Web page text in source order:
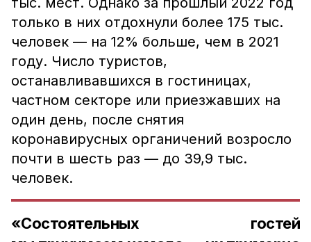
только в них отдохнули более 175 тыс.
человек — на 12% больше, чем в 2021
году. Число туристов,
останавливавшихся в гостиницах,
частном секторе или приезжавших на
один день, после снятия
коронавирусных органичений возросло
почти в шесть раз — до 39,9 тыс.
человек.
«Состоятельных гостей